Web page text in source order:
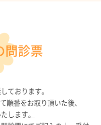
問診票
ております。
順番をお取り頂いた後、
します。